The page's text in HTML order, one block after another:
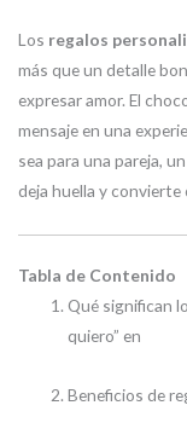
Los regalos
más que un detalle
expresar amor. El
mensaje en una
sea para una pareja,
deja huella y
Tabla de Contenido
Qué significan
quiero” en
Beneficios de